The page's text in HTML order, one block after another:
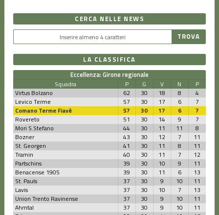
CERCA NELLE NEWS
LA CLASSIFICA
Eccellenza: Girone regionale
Squadra P G V N
P
Virtus Bolzano
62 30 18 8
4
Levico Terme
57 30 17 6
7
Comano Terme Fiavé
57 30 17 6
7
Rovereto
51 30 14 9
7
Mori S.Stefano
44 30 11 11
8
Bozner
43 30 12 7
11
St. Georgen
41 30 11 8
11
Tramin
40 30 11 7
12
Partschins
39 30 10 9
11
Benacense 1905
39 30 11 6
13
St. Pauls
37 30 9 10
11
Lavis
37 30 10 7
13
Union Trento Ravinense
37 30 9 10
11
Ahrntal
37 30 9 10
11